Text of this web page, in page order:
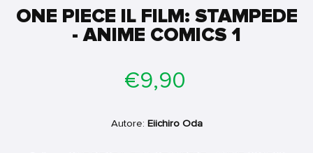
ONE PIECE IL FILM: STAMPEDE
- ANIME COMICS 1
di
€9,90
Autore: Eiichiro Oda